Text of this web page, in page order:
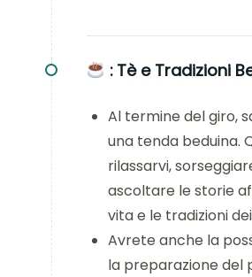
: Tè e Tradizioni
Al termine del giro,
una tenda beduina.
rilassarvi,
ascoltare le storie
vita e le tradizioni
Avrete anche la
la preparazione del